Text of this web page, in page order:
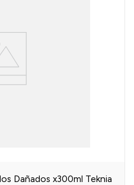
Dañados x300ml Teknia